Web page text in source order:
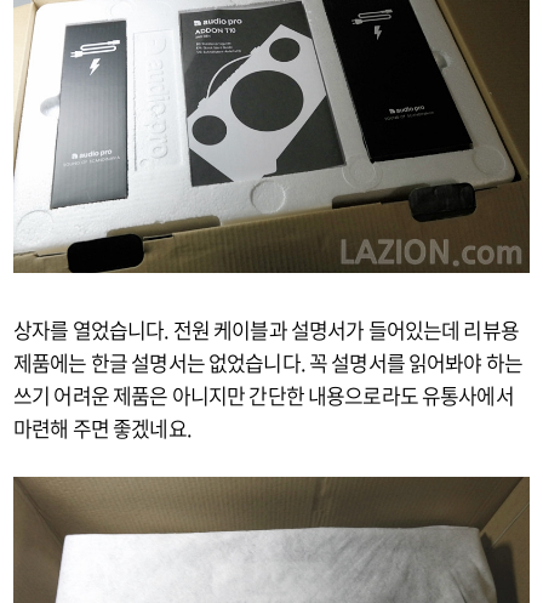
상자를 열었습니다. 전원 케이블과 설명서가 들어있는데 리뷰용
제품에는 한글 설명서는 없었습니다. 꼭 설명서를 읽어봐야 하는
쓰기 어려운 제품은 아니지만 간단한 내용으로라도 유통사에서
마련해 주면 좋겠네요.